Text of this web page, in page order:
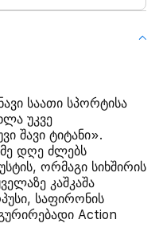
საათი სპორტისა
უკვე
შავი ტიტანი».
დღე ძლებს
ორმაგი სიხშირის
კაშკაშა
საფირონის
Action